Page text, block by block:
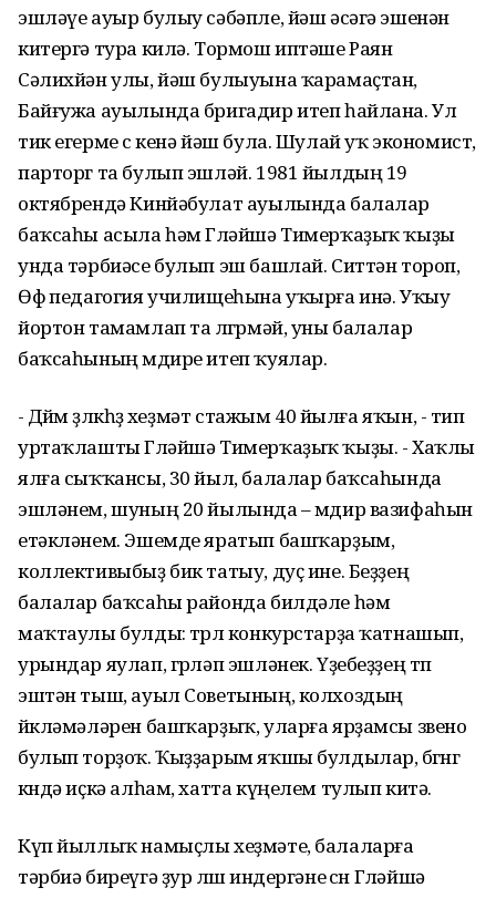
эшләүе ауыр булыу сәбәпле, йәш әсәгә эшенән
китергә тура килә. Тормош иптәше Раян
Сәлихйән улы, йәш булыуына ҡарамаҫтан,
Байғужа ауылында бригадир итеп һайлана. Ул
тик егерме өс кенә йәш була. Шулай уҡ экономист,
парторг та булып эшләй. 1981 йылдың 19
октябрендә Кинйәбулат ауылында балалар
баҡсаһы асыла һәм Гөләйшә Тимерҡаҙыҡ ҡыҙы
унда тәрбиәсе булып эш башлай. Ситтән тороп,
Өфө педагогия училищеһына уҡырға инә. Уҡыу
йортон тамамлап та өлгөрмәй, уны балалар
баҡсаһының мөдире итеп ҡуялар.
- Дөйөм өҙлөкһөҙ хеҙмәт стажым 40 йылға яҡын, - тип
уртаҡлашты Гөләйшә Тимерҡаҙыҡ ҡыҙы. - Хаҡлы
ялға сыҡҡансы, 30 йыл, балалар баҡсаһында
эшләнем, шуның 20 йылында – мөдир вазифаһын
етәкләнем. Эшемде яратып башҡарҙым,
коллективыбыҙ бик татыу, дуҫ ине. Беҙҙең
балалар баҡсаһы районда билдәле һәм
маҡтаулы булды: төрлө конкурстарҙа ҡатнашып,
урындар яулап, гөрләп эшләнек. Үҙебеҙҙең төп
эштән тыш, ауыл Советының, колхоздың
йөкләмәләрен башҡарҙыҡ, уларға ярҙамсы звено
булып торҙоҡ. Ҡыҙҙарым яҡшы булдылар, бөгөнгө
көндә иҫкә алһам, хатта күңелем тулып китә.
Күп йыллыҡ намыҫлы хеҙмәте, балаларға
тәрбиә биреүгә ҙур өлөш индергәне өсөн Гөләйшә